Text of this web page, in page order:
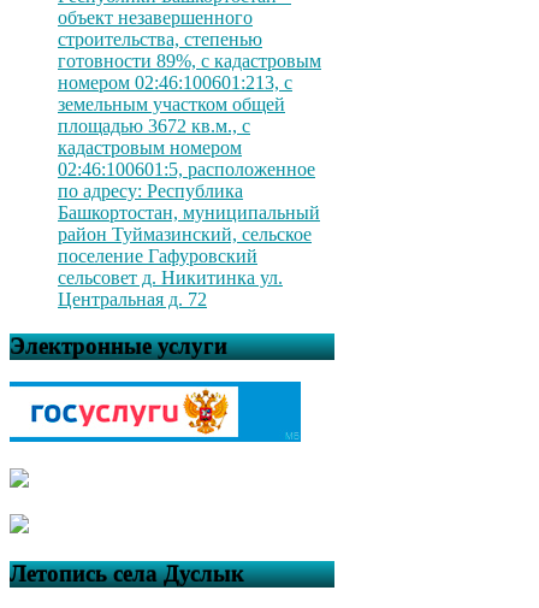
объект незавершенного
строительства, степенью
готовности 89%, с кадастровым
номером 02:46:100601:213, с
земельным участком общей
площадью 3672 кв.м., с
кадастровым номером
02:46:100601:5, расположенное
по адресу: Республика
Башкортостан, муниципальный
район Туймазинский, сельское
поселение Гафуровский
сельсовет д. Никитинка ул.
Центральная д. 72
Электронные услуги
Летопись села Дуслык